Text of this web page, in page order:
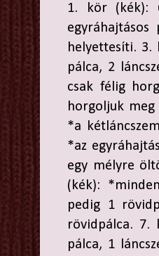
1. kör (kék):
egyráhajtásos
helyettesíti. 3.
pálca, 2
csak félig
horgoljuk
*a
*az
egy mélyre
(kék):
pedig 1
rövidpálca. 7.
pálca, 1